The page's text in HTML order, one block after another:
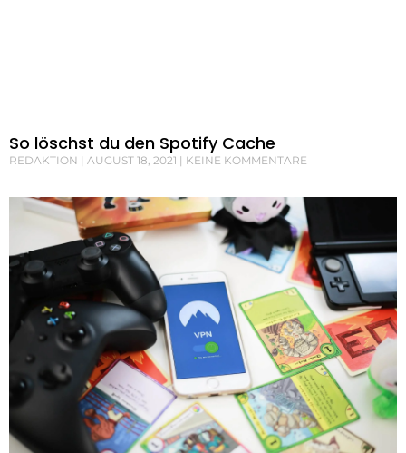
So löschst du den Spotify Cache
REDAKTION AUGUST 18, 2021 KEINE KOMMENTARE